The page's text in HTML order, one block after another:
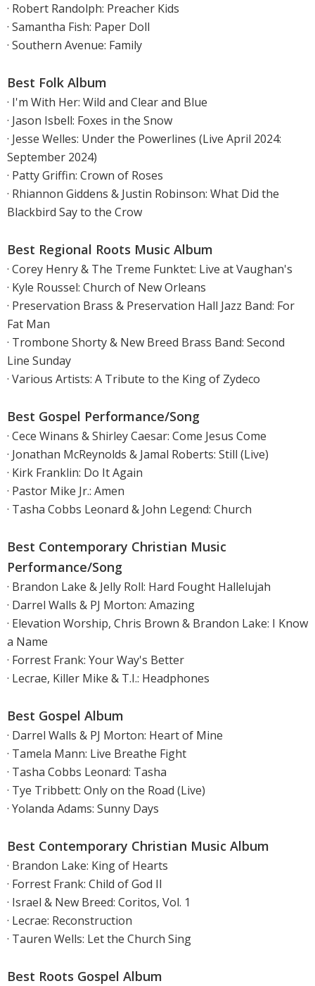
· Robert Randolph: Preacher Kids
· Samantha Fish: Paper Doll
· Southern Avenue: Family
Best Folk Album
· I'm With Her: Wild and Clear and Blue
· Jason Isbell: Foxes in the Snow
· Jesse Welles: Under the Powerlines (Live April 2024:
September 2024)
· Patty Griffin: Crown of Roses
· Rhiannon Giddens & Justin Robinson: What Did the
Blackbird Say to the Crow
Best Regional Roots Music Album
· Corey Henry & The Treme Funktet: Live at Vaughan's
· Kyle Roussel: Church of New Orleans
· Preservation Brass & Preservation Hall Jazz Band: For
Fat Man
· Trombone Shorty & New Breed Brass Band: Second
Line Sunday
· Various Artists: A Tribute to the King of Zydeco
Best Gospel Performance/Song
· Cece Winans & Shirley Caesar: Come Jesus Come
· Jonathan McReynolds & Jamal Roberts: Still (Live)
· Kirk Franklin: Do It Again
· Pastor Mike Jr.: Amen
· Tasha Cobbs Leonard & John Legend: Church
Best Contemporary Christian Music
Performance/Song
· Brandon Lake & Jelly Roll: Hard Fought Hallelujah
· Darrel Walls & PJ Morton: Amazing
· Elevation Worship, Chris Brown & Brandon Lake: I Know
a Name
· Forrest Frank: Your Way's Better
· Lecrae, Killer Mike & T.I.: Headphones
Best Gospel Album
· Darrel Walls & PJ Morton: Heart of Mine
· Tamela Mann: Live Breathe Fight
· Tasha Cobbs Leonard: Tasha
· Tye Tribbett: Only on the Road (Live)
· Yolanda Adams: Sunny Days
Best Contemporary Christian Music Album
· Brandon Lake: King of Hearts
· Forrest Frank: Child of God II
· Israel & New Breed: Coritos, Vol. 1
· Lecrae: Reconstruction
· Tauren Wells: Let the Church Sing
Best Roots Gospel Album